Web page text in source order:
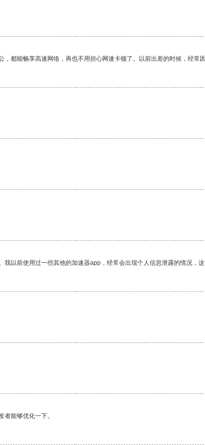
都能畅享高速网络，再也不用担心网速卡顿了。以前出差的时候，经常
以前使用过一些其他的加速器app，经常会出现个人信息泄露的情况，这
能够优化一下。